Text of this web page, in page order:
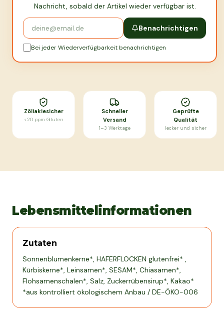
Nachricht, sobald der Artikel wieder verfügbar ist.
Benachrichtigen
Bei jeder Wiederverfügbarkeit benachrichtigen
Zöliakiesicher
<20 ppm Gluten
Schneller
Versand
1–3 Werktage
Geprüfte
Qualität
lecker und sicher
Lebensmittelinformationen
Zutaten
Sonnenblumenkerne*, HAFERFLOCKEN glutenfrei* ,
Kürbiskerne*, Leinsamen*, SESAM*, Chiasamen*,
Flohsamenschalen*, Salz, Zuckerrübensirup*, Kakao*
*aus kontrolliert ökologischem Anbau / DE-ÖKO-006